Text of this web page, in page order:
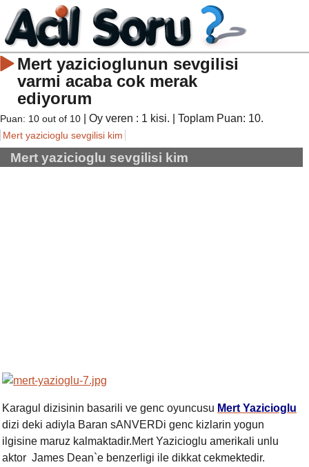
Mert yazicioglunun sevgilisi
varmi acaba cok merak
ediyorum
Puan: 10 out of 10 | Oy veren : 1 kisi. | Toplam Puan: 10.
Mert yazicioglu sevgilisi kim
Mert yazicioglu sevgilisi kim
Karagul dizisinin basarili ve genc oyuncusu Mert Yazicioglu
dizi deki adiyla Baran sANVERDi genc kizlarin yogun
ilgisine maruz kalmaktadir.Mert Yazicioglu amerikali unlu
aktor James Dean`e benzerligi ile dikkat cekmektedir.